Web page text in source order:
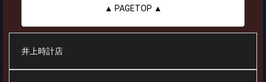
▲ PAGETOP ▲
井上時計店